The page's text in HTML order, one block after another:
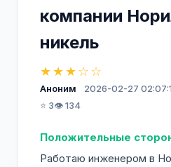
компании
никель
★★★☆☆
Аноним
2026-02-27
⭐ 3👁️ 134
Положительные
Работаю инженером в